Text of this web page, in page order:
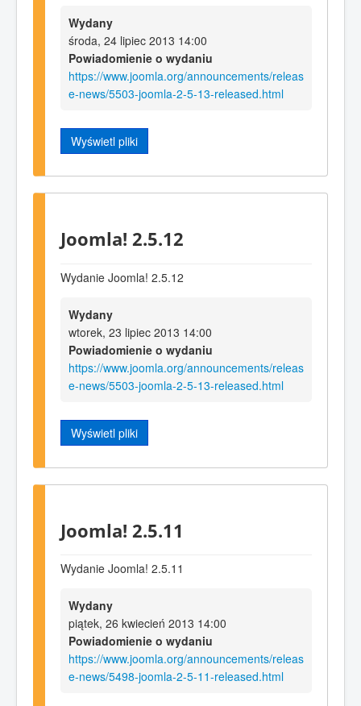
Wydany
środa, 24 lipiec 2013 14:00
Powiadomienie o wydaniu
https://www.joomla.org/announcements/releas
e-news/5503-joomla-2-5-13-released.html
Wyświetl pliki
Joomla! 2.5.12
Wydanie Joomla! 2.5.12
Wydany
wtorek, 23 lipiec 2013 14:00
Powiadomienie o wydaniu
https://www.joomla.org/announcements/releas
e-news/5503-joomla-2-5-13-released.html
Wyświetl pliki
Joomla! 2.5.11
Wydanie Joomla! 2.5.11
Wydany
piątek, 26 kwiecień 2013 14:00
Powiadomienie o wydaniu
https://www.joomla.org/announcements/releas
e-news/5498-joomla-2-5-11-released.html